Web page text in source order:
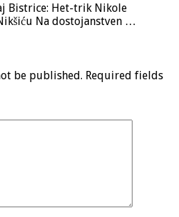
Bistrice: Het-trik Nikole
Na dostojanstven …
be published. Required fields